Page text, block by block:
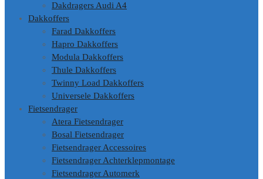
Dakdragers Audi A4
Dakkoffers
Farad Dakkoffers
Hapro Dakkoffers
Modula Dakkoffers
Thule Dakkoffers
Twinny Load Dakkoffers
Universele Dakkoffers
Fietsendrager
Atera Fietsendrager
Bosal Fietsendrager
Fietsendrager Accessoires
Fietsendrager Achterklepmontage
Fietsendrager Automerk